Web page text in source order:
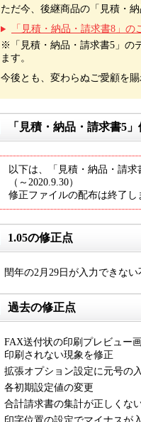
ただ今、後継商品の「見積・
「見積・納品・請求書8」の
※「見積・納品・請求書5」の
ます。
今後とも、変わらぬご愛顧を
「見積・納品・請求書5
以下は、「見積・納品・請求
（～2020.9.30）
修正ファイルの配布は終了し
1.05の修正点
閏年の2月29日が入力できな
過去の修正点
FAX送付状の印刷プレビュー
印刷されない現象を修正
拡張オプション設定に元号の
各初期設定値の変更
合計請求書の集計が正しくな